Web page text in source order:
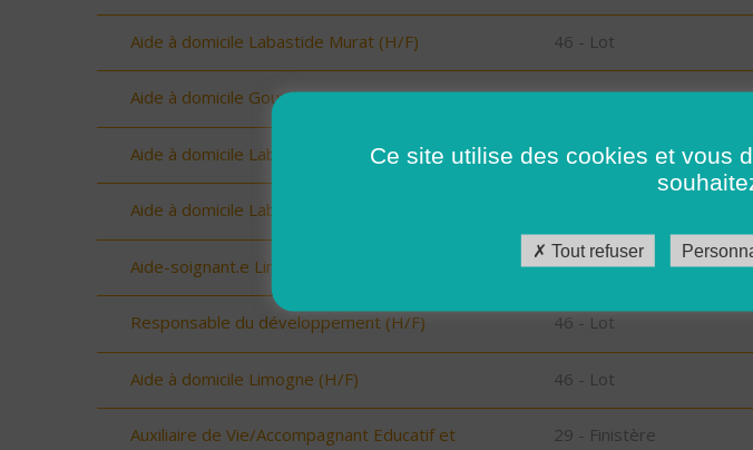
Aide à domicile Labastide Murat (H/F) 46 - Lot
Aide à domicile Gourdon (H/F) 46 - Lot
Aide à domicile Labastide Murat (H/F) 46 - Lot
Aide à domicile Labastide Murat (H/F)
Aide-soignant.e Limogne en Quercy (H/F) 46 - Lot
Responsable du développement (H/F) 46 - Lot
Aide à domicile Limogne (H/F) 46 - Lot
Auxiliaire de Vie/Accompagnant Educatif et
29 - Finistère
Ce site utilise des cookies et vous
Tout refuser